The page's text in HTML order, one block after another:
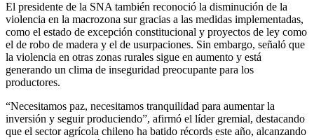
El presidente de la SNA también reconoció la disminución de la
violencia en la macrozona sur gracias a las medidas implementadas,
como el estado de excepción constitucional y proyectos de ley como
el de robo de madera y el de usurpaciones. Sin embargo, señaló que
la violencia en otras zonas rurales sigue en aumento y está
generando un clima de inseguridad preocupante para los
productores.
“Necesitamos paz, necesitamos tranquilidad para aumentar la
inversión y seguir produciendo”, afirmó el líder gremial, destacando
que el sector agrícola chileno ha batido récords este año, alcanzando